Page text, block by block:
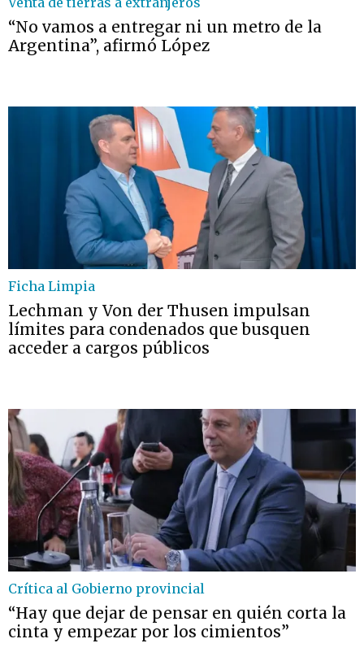
“No vamos a entregar ni un metro de la
Argentina”, afirmó López
Ficha Limpia
Lechman y Von der Thusen impulsan
límites para condenados que busquen
acceder a cargos públicos
Crítica al Gobierno provincial
“Hay que dejar de pensar en quién corta la
cinta y empezar por los cimientos”